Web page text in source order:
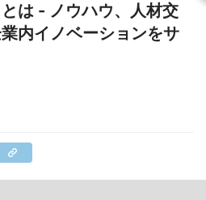
は - ノウハウ、人材交
内イノベーションをサ